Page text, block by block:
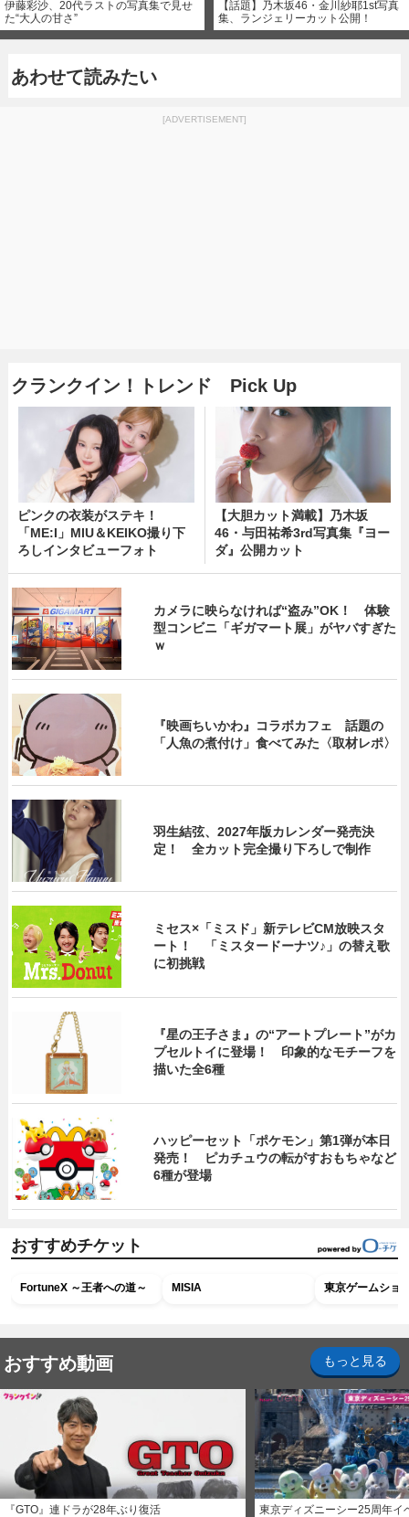
伊藤彩沙、20代ラストの写真集で見せ
た“大人の甘さ”
【話題】乃木坂46・金川紗耶1st写真
集、ランジェリーカット公開！
あわせて読みたい
[ADVERTISEMENT]
クランクイン！トレンド Pick Up
ピンクの衣装がステキ！
「ME:I」MIU＆KEIKO撮り下
ろしインタビューフォト
【大胆カット満載】乃木坂
46・与田祐希3rd写真集『ヨー
ダ』公開カット
カメラに映らなければ“盗み”OK！ 体験
型コンビニ「ギガマート展」がヤバすぎた
ｗ
『映画ちいかわ』コラボカフェ 話題の
「人魚の煮付け」食べてみた〈取材レポ〉
羽生結弦、2027年版カレンダー発売決
定！ 全カット完全撮り下ろしで制作
ミセス×「ミスド」新テレビCM放映スタ
ート！ 「ミスタードーナツ♪」の替え歌
に初挑戦
『星の王子さま』の“アートプレート”がカ
プセルトイに登場！ 印象的なモチーフを
描いた全6種
ハッピーセット「ポケモン」第1弾が本日
発売！ ピカチュウの転がすおもちゃなど
6種が登場
おすすめチケット
FortuneX ～王者への道～ MISIA 東京ゲームショ
おすすめ動画 もっと見る
『GTO』連ドラが28年ぶり復活 東京ディズニーシー25周年イ